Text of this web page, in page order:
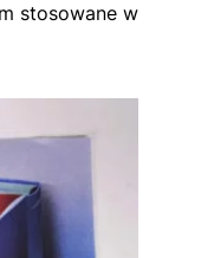
stosowane w